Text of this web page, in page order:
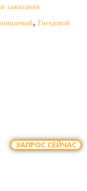
зажигания
, Гнездовой
ЗАПРОС СЕЙЧАС